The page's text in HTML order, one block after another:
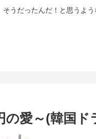
そうだったんだ！と思うよ
愛～(韓国